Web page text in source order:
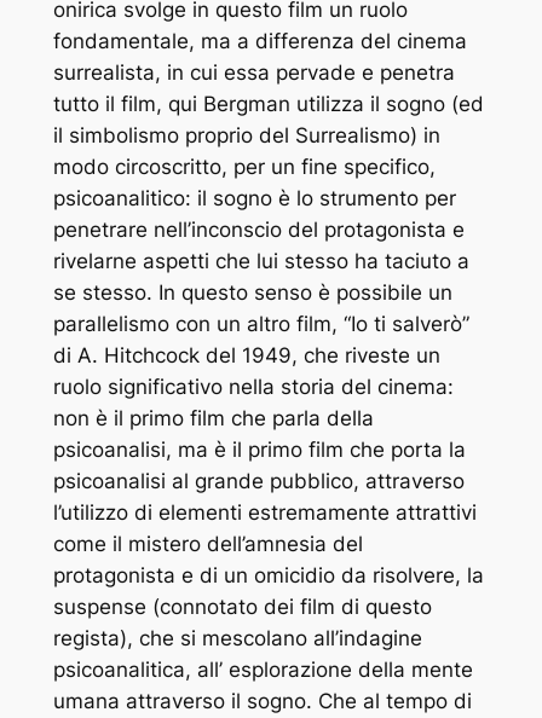
onirica svolge in questo film un ruolo
fondamentale, ma a differenza del cinema
surrealista, in cui essa pervade e penetra
tutto il film, qui Bergman utilizza il sogno (ed
il simbolismo proprio del Surrealismo) in
modo circoscritto, per un fine specifico,
psicoanalitico: il sogno è lo strumento per
penetrare nell’inconscio del protagonista e
rivelarne aspetti che lui stesso ha taciuto a
se stesso. In questo senso è possibile un
parallelismo con un altro film, “Io ti salverò”
di A. Hitchcock del 1949, che riveste un
ruolo significativo nella storia del cinema:
non è il primo film che parla della
psicoanalisi, ma è il primo film che porta la
psicoanalisi al grande pubblico, attraverso
l’utilizzo di elementi estremamente attrattivi
come il mistero dell’amnesia del
protagonista e di un omicidio da risolvere, la
suspense (connotato dei film di questo
regista), che si mescolano all’indagine
psicoanalitica, all’ esplorazione della mente
umana attraverso il sogno. Che al tempo di